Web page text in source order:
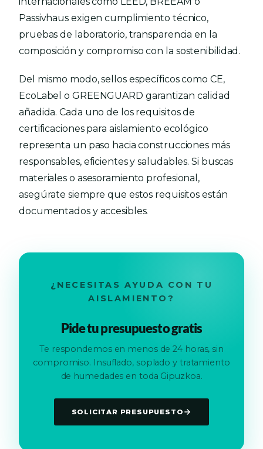
Passivhaus exigen cumplimiento técnico,
pruebas de laboratorio, transparencia en la
composición y compromiso con la sostenibilidad.
Del mismo modo, sellos específicos como CE,
EcoLabel o GREENGUARD garantizan calidad
añadida. Cada uno de los requisitos de
certificaciones para aislamiento ecológico
representa un paso hacia construcciones más
responsables, eficientes y saludables. Si buscas
materiales o asesoramiento profesional,
asegúrate siempre que estos requisitos están
documentados y accesibles.
¿NECESITAS AYUDA CON TU
AISLAMIENTO?
Pide tu presupuesto gratis
Te respondemos en menos de 24 horas, sin
compromiso. Insuflado, soplado y tratamiento
de humedades en toda Gipuzkoa.
SOLICITAR PRESUPUESTO